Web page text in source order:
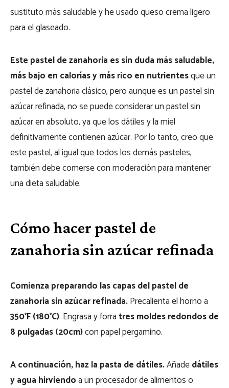
sustituto más saludable y he usado queso crema ligero
para el glaseado.
Este pastel de zanahoria es sin duda más saludable,
más bajo en calorías y más rico en nutrientesque un
pastel de zanahoria clásico, pero aunque es un pastel sin
azúcar refinada, no se puede considerar un pastel sin
azúcar en absoluto, ya que los dátiles y la miel
definitivamente contienen azúcar. Por lo tanto, creo que
este pastel, al igual que todos los demás pasteles,
también debe comerse con moderación para mantener
una dieta saludable.
Cómo hacer pastel de
zanahoria sin azúcar refinada
Comienza preparando las capas del pastel de
zanahoria sin azúcar refinada.Precalienta el horno a
350°F (180°C). Engrasa y forra tres moldes redondos de
8 pulgadas (20cm)con papel pergamino.
A continuación, haz la pasta de dátiles.Añadedátiles
y agua hirviendoa un procesador de alimentos o